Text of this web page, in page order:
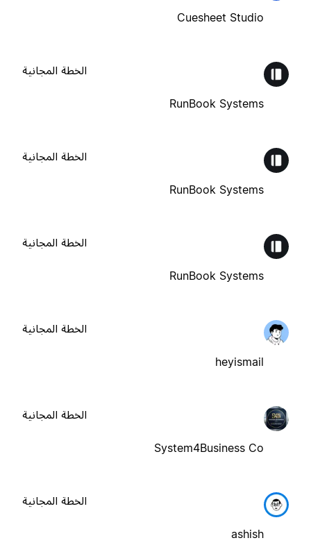
Cuesheet Studio
RunBook Systems
الخطة المجانية
RunBook Systems
الخطة المجانية
RunBook Systems
الخطة المجانية
heyismail
الخطة المجانية
System4Business Co
الخطة المجانية
ashish
الخطة المجانية